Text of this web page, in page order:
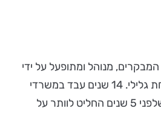
מנוהל ומתופעל על ידי
ערן, הבן הצעיר למשפחת גלילי. 14 שנים עבד במשרדי
פרסום בתל אביב, עד שלפני 5 שנים החליט לוותר על